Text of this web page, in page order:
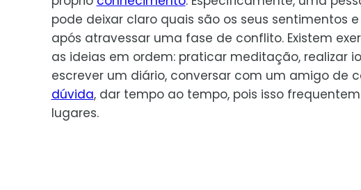
pode deixar claro quais são os seus sentimentos
após atravessar uma fase de conflito. Existem
as ideias em ordem: praticar meditação, realizar
escrever um diário, conversar com um amigo de
dúvida, dar tempo ao tempo, pois isso
lugares.